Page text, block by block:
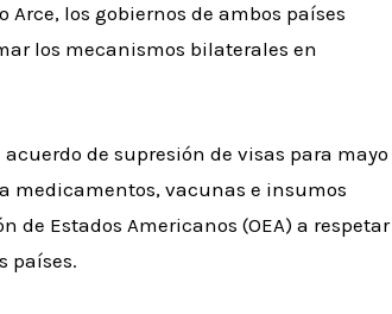
los gobiernos de ambos países
los mecanismos bilaterales en
de supresión de visas para mayo
medicamentos, vacunas e insumos
de Estados Americanos (OEA) a respetar
países.